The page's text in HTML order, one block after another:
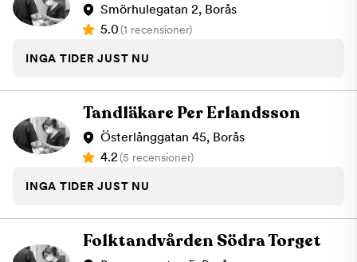
Smörhulegatan 2, Borås
5.0(1 recensioner)
INGA TIDER JUST NU
Tandläkare Per Erlandsson
Österlånggatan 45, Borås
4.2(5 recensioner)
INGA TIDER JUST NU
Folktandvården Södra Torget